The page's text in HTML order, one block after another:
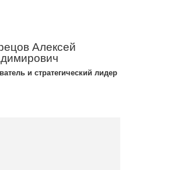
Алексей
и стратегический лидер